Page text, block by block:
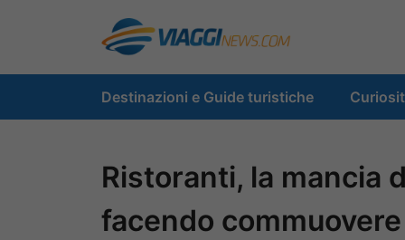
contenuto
Destinazioni e Guide turistiche
Ristoranti, la mancia
facendo